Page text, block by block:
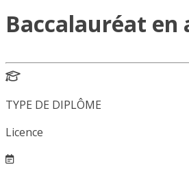
Baccalauréat en
TYPE DE DIPLÔME
Licence